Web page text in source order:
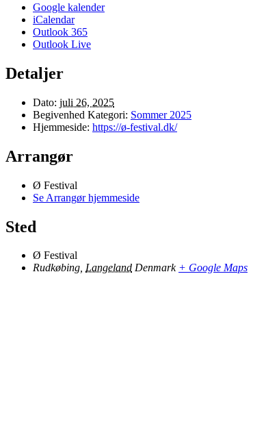
Google kalender
iCalendar
Outlook 365
Outlook Live
Detaljer
Dato: juli 26, 2025
Begivenhed Kategori: Sommer 2025
Hjemmeside: https://ø-festival.dk/
Arrangør
Ø Festival
Se Arrangør hjemmeside
Sted
Ø Festival
Rudkøbing, Langeland Denmark + Google Maps